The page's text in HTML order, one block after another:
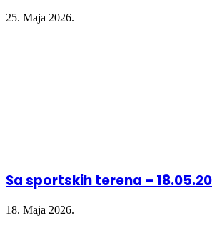
25. Maja 2026.
Sa sportskih terena –
18. Maja 2026.